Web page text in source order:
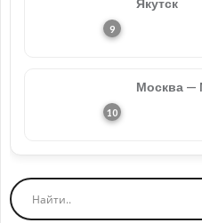
Якутск
Москва —